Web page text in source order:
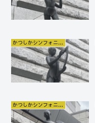
かつしかシンフォニーヒルズ
かつしかシンフォニーヒルズ